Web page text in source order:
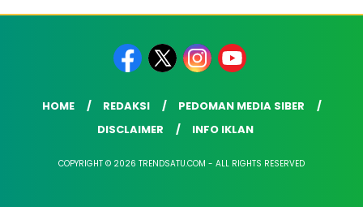
HOME REDAKSI
PEDOMAN MEDIA SIBER
DISCLAIMER
INFO IKLAN
COPYRIGHT © 2026 TRENDSATU.COM - ALL RIGHTS RESERVED